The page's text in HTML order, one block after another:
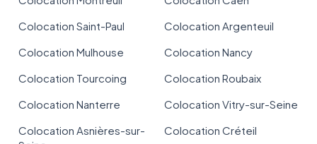
Colocation Saint-Paul
Colocation Argenteuil
Colocation Mulhouse
Colocation Nancy
Colocation Tourcoing
Colocation Roubaix
Colocation Nanterre
Colocation Vitry-sur-Seine
Colocation Asnières-sur-
Colocation Créteil